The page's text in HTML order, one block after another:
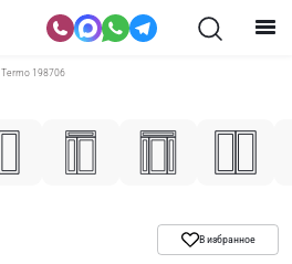
Termo 198706
В избранное